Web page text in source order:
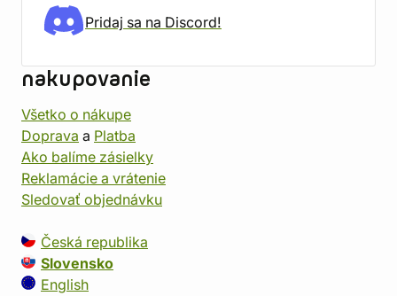
Pridaj sa na Discord!
nakupovanie
Všetko o nákupe
Doprava a Platba
Ako balíme zásielky
Reklamácie a vrátenie
Sledovať objednávku
Česká republika
Slovensko
English